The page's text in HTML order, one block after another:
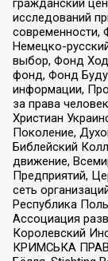
гражданский
исследований
современности,
Немецко-
выбор, Фонд
фонд, Фонд
информации,
за права
Христиан
Поколение,
Библейский
движение,
Предприятий,
сеть
Республика
Ассоциация
Королевский
КРИМСЬКА